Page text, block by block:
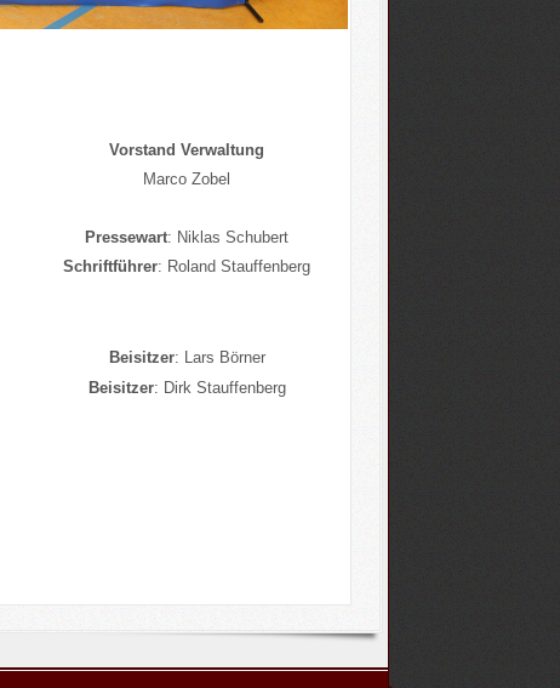
Vorstand Verwaltung
Marco Zobel
Pressewart: Niklas Schubert
Schriftführer: Roland Stauffenberg
Beisitzer: Lars Börner
Beisitzer: Dirk Stauffenberg